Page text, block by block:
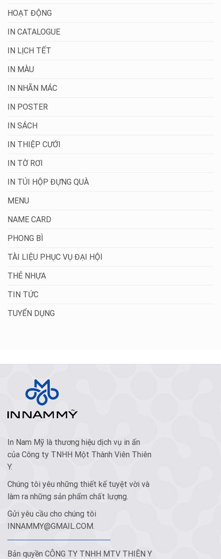
HOẠT ĐỘNG
IN CATALOGUE
IN LỊCH TẾT
IN MÀU
IN NHÃN MÁC
IN POSTER
IN SÁCH
IN THIỆP CƯỚI
IN TỜ RƠI
IN TÚI HỘP ĐỰNG QUÀ
MENU
NAME CARD
PHONG BÌ
TÀI LIỆU PHỤC VỤ ĐẠI HỘI
THẺ NHỰA
TIN TỨC
TUYỂN DỤNG
In Nam Mỹ là thương hiệu dịch vụ in ấn
của Công ty TNHH Một Thành Viên Thiên
Y.
Chúng tôi yêu những thiết kế tuyệt vời và
làm ra những sản phẩm chất lượng.
Gửi yêu cầu cho chúng tôi
INNAMMY@GMAIL.COM
Bản quyền CÔNG TY TNHH MTV THIÊN Y